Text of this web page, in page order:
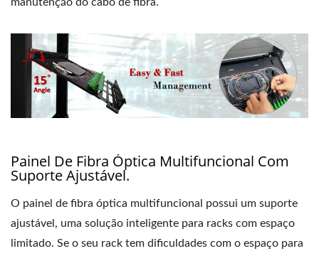
Painel De Fibra Óptica Multifuncional Com
Suporte Ajustável.
O painel de fibra óptica multifuncional possui um suporte
ajustável, uma solução inteligente para racks com espaço
limitado. Se o seu rack tem dificuldades com o espaço para